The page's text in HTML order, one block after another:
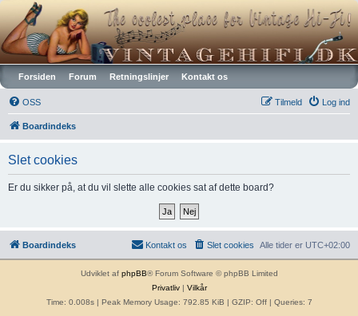
Vintagehifi.dk
Forsiden Forum Retningslinjer Kontakt os
OSS Log ind
Tilmeld
Boardindeks
Slet cookies
Er du sikker på, at du vil slette alle cookies sat af dette board?
Boardindeks Alle tider er UTC+02:00
Slet cookies
Kontakt os
Udviklet af phpBB® Forum Software © phpBB Limited
Privatliv| Vilkår
Time: 0.008s| Peak Memory Usage: 792.85 KiB | GZIP: Off | Queries: 7